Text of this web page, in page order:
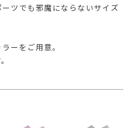
ツでも邪魔にならないサイズ
ーをご用意。